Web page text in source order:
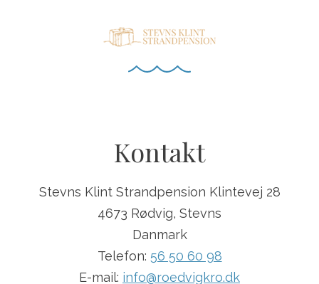
Kontakt
Stevns Klint Strandpension Klintevej 28
4673 Rødvig, Stevns
Danmark
Telefon: 56 50 60 98
E-mail: info@roedvigkro.dk